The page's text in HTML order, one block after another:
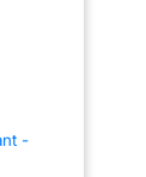
maximale
velo enfant 3
-